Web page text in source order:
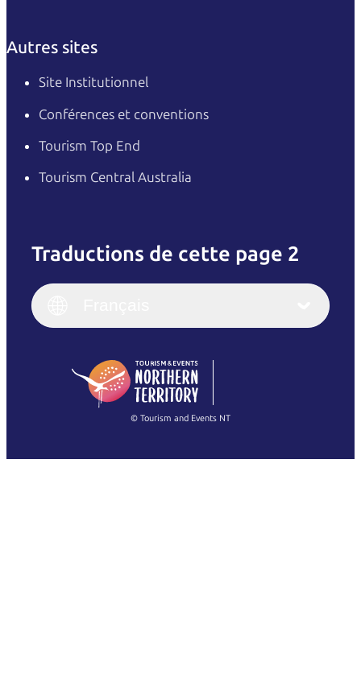
Autres sites
Site Institutionnel
Conférences et conventions
Tourism Top End
Tourism Central Australia
Traductions de cette page 2
English
(Singapore)
Français
Italiano
繁體中文
© Tourism and Events NT